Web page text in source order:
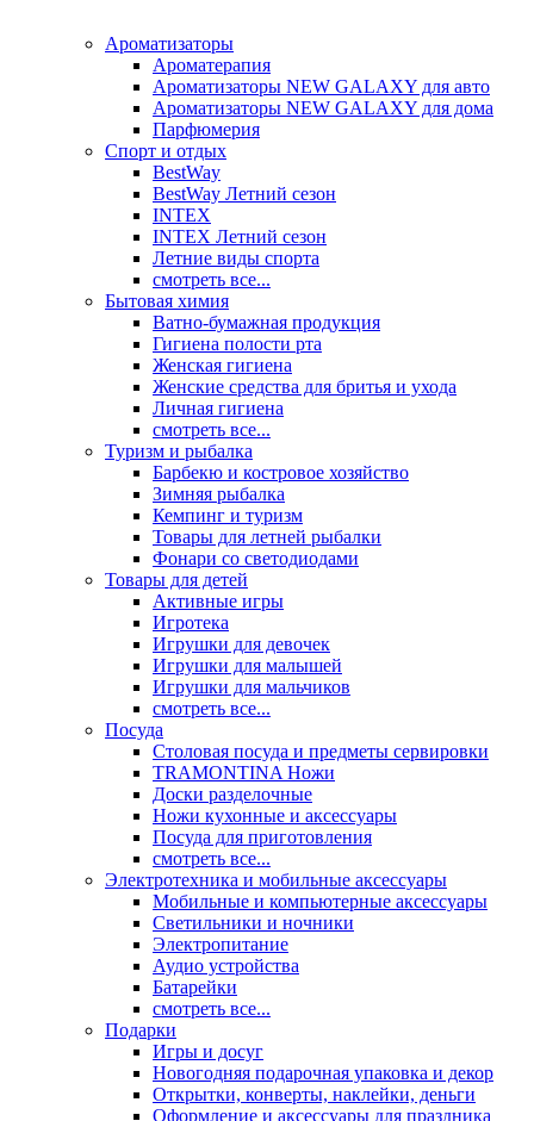
Ароматизаторы
Ароматерапия
Ароматизаторы NEW GALAXY для авто
Ароматизаторы NEW GALAXY для дома
Парфюмерия
Спорт и отдых
BestWay
BestWay Летний сезон
INTEX
INTEX Летний сезон
Летние виды спорта
смотреть все...
Бытовая химия
Ватно-бумажная продукция
Гигиена полости рта
Женская гигиена
Женские средства для бритья и ухода
Личная гигиена
смотреть все...
Туризм и рыбалка
Барбекю и костровое хозяйство
Зимняя рыбалка
Кемпинг и туризм
Товары для летней рыбалки
Фонари со светодиодами
Товары для детей
Активные игры
Игротека
Игрушки для девочек
Игрушки для малышей
Игрушки для мальчиков
смотреть все...
Посуда
Столовая посуда и предметы сервировки
TRAMONTINA Ножи
Доски разделочные
Ножи кухонные и аксессуары
Посуда для приготовления
смотреть все...
Электротехника и мобильные аксессуары
Мобильные и компьютерные аксессуары
Светильники и ночники
Электропитание
Аудио устройства
Батарейки
смотреть все...
Подарки
Игры и досуг
Новогодняя подарочная упаковка и декор
Открытки, конверты, наклейки, деньги
Оформление и аксессуары для праздника